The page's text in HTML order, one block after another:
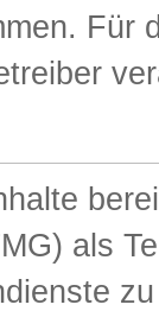
Für
als